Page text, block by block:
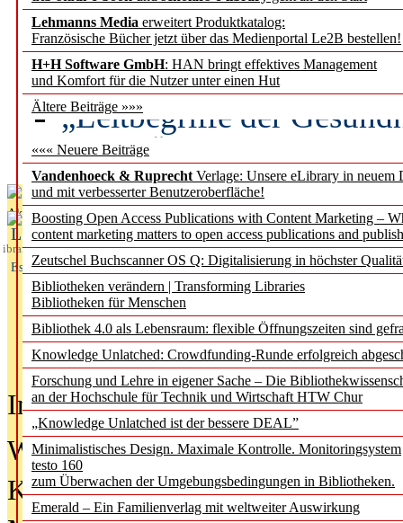
Lehmanns Media erweitert Produktkatalog:
Französische Bücher jetzt über das Medienportal Le2B bestellen!
H+H Software GmbH: HAN bringt effektives Management
und Komfort für die Nutzer unter einen Hut
Ältere Beiträge »»»
««« Neuere Beiträge
Vandenhoeck & Ruprecht Verlage: Unsere eLibrary in neuem
und mit verbesserter Benutzeroberfläche!
Boosting Open Access Publications with Content Marketing –
content marketing matters to open access publications and
Zeutschel Buchscanner OS Q: Digitalisierung in höchster
Bibliotheken verändern | Transforming Libraries
Bibliotheken für Menschen
Bibliothek 4.0 als Lebensraum: flexible Öffnungszeiten sind
Knowledge Unlatched: Crowdfunding-Runde erfolgreich
Forschung und Lehre in eigener Sache – Die
an der Hochschule für Technik und Wirtschaft HTW Chur
„Knowledge Unlatched ist der bessere DEAL”
Minimalistisches Design. Maximale Kontrolle. Monitoringsystem
testo 160
zum Überwachen der Umgebungsbedingungen in Bibliotheken.
Emerald – Ein Familienverlag mit weltweiter Auswirkung
Künstliche Intelligenz
besser zu verstehen
„Leitbegriffe der
des BIÖG erscheinen
Aktuelles aus
L
ibrary
Essentials
In der Ausgabe06/2026(August
Was Hochschul­bibliotheken von
Kinder in der digitalen Welt